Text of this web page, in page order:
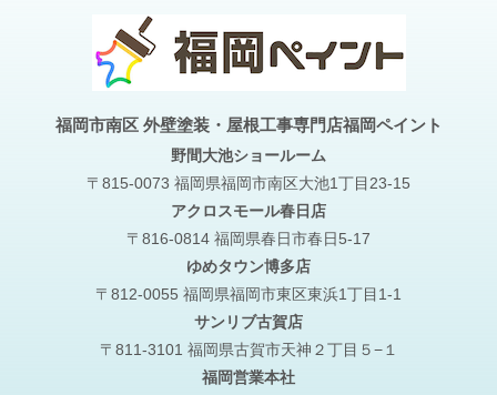
福岡市南区 外壁塗装・屋根工事専門店福岡ペイント
野間大池ショールーム
〒815-0073 福岡県福岡市南区大池1丁目23-15
アクロスモール春日店
〒816-0814 福岡県春日市春日5-17
ゆめタウン博多店
〒812-0055 福岡県福岡市東区東浜1丁目1-1
サンリブ古賀店
〒811-3101 福岡県古賀市天神２丁目５−１
福岡営業本社